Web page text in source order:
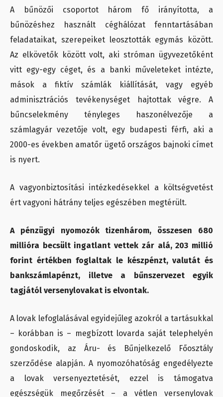
A bűnözői csoportot három fő irányította, a
bűnözéshez használt céghálózat fenntartásában
feladataikat, szerepeiket leosztották egymás között.
Az elkövetők között volt, aki stróman ügyvezetőként
vitt egy-egy céget, és a banki műveleteket intézte,
mások a fiktív számlák kiállítását, vagy egyéb
adminisztrációs tevékenységet hajtottak végre. A
bűncselekmény tényleges haszonélvezője a
számlagyár vezetője volt, egy budapesti férfi, aki a
2000-es években amatőr ügető országos bajnoki címet
is nyert.
A vagyonbiztosítási intézkedésekkel a költségvetést
ért vagyoni hátrány teljes egészében megtérült.
A pénzügyi nyomozók tizenhárom, összesen 680
millióra becsült ingatlant vettek zár alá, 203 millió
forint értékben foglaltak le készpénzt, valutát és
bankszámlapénzt, illetve a bűnszervezet egyik
tagjától versenylovakat is elvontak.
A lovak lefoglalásával egyidejűleg azokról a tartásukkal
– korábban is – megbízott lovarda saját telephelyén
gondoskodik, az Áru- és Bűnjelkezelő Főosztály
szerződése alapján. A nyomozóhatóság engedélyezte
a lovak versenyeztetését, ezzel is támogatva
egészségük megőrzését – a vétlen versenylovak